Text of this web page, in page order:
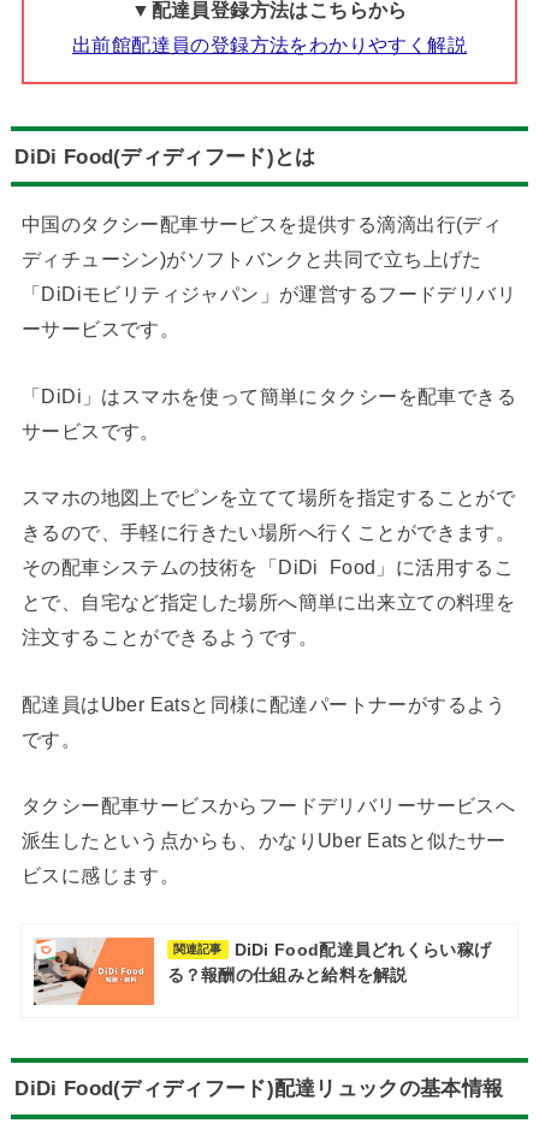
▼配達員登録方法はこちらから
出前館配達員の登録方法をわかりやすく解説
DiDi Food(ディディフード)とは
中国のタクシー配車サービスを提供する滴滴出行(ディ
ディチューシン)がソフトバンクと共同で立ち上げた
「DiDiモビリティジャパン」が運営するフードデリバリ
ーサービスです。
「DiDi」はスマホを使って簡単にタクシーを配車できる
サービスです。
スマホの地図上でピンを立てて場所を指定することがで
きるので、手軽に行きたい場所へ行くことができます。
その配車システムの技術を「DiDi Food」に活用するこ
とで、自宅など指定した場所へ簡単に出来立ての料理を
注文することができるようです。
配達員はUber Eatsと同様に配達パートナーがするよう
です。
タクシー配車サービスからフードデリバリーサービスへ
派生したという点からも、かなりUber Eatsと似たサー
ビスに感じます。
関連記事
DiDi Food配達員どれくらい稼げ
る？報酬の仕組みと給料を解説
DiDi Food(ディディフード)配達リュックの基本情報